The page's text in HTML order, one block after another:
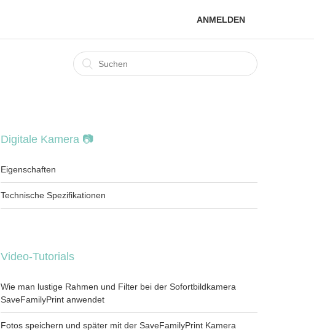
ANMELDEN
Digitale Kamera 📷
Eigenschaften
Technische Spezifikationen
Video-Tutorials
Wie man lustige Rahmen und Filter bei der Sofortbildkamera
SaveFamilyPrint anwendet
Fotos speichern und später mit der SaveFamilyPrint Kamera